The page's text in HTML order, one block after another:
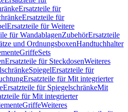
Ersatzteile für
Ersatzteile für
Ersatzteile für Weitere
für WandablagenZubehörErsatzteile
und OrdnungsboxenHandtuchhalter
GriffeSets
Ersatzteile für SteckdosenWeiteres
SpiegelErsatzteile für
Ersatzteile für Mit integrierter
Ersatzteile für SpiegelschränkeMit
für Mit integrierter
GriffeWeiteres